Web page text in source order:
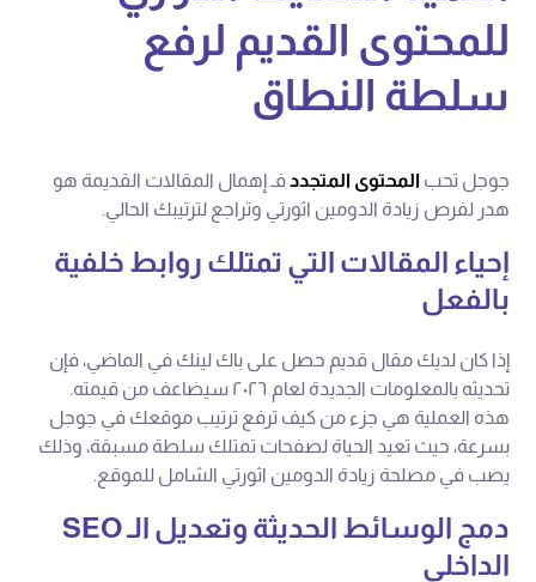
للمحتوى القديم لرفع
سلطة النطاق
جوجل تحب المحتوى المتجددفـ إهمال المقالات القديمة هو
هدر لفرص زيادة الدومين اثورتي وتراجع لترتيبك الحالي.
إحياء المقالات التي تمتلك روابط خلفية
بالفعل
إذا كان لديك مقال قديم حصل على باك لينك في الماضي، فإن
تحديثه بالمعلومات الجديدة لعام ٢٠٢٦ سيضاعف من قيمته.
هذه العملية هي جزء من كيف ترفع ترتيب موقعك في جوجل
بسرعة، حيث تعيد الحياة لصفحات تمتلك سلطة مسبقة، وذلك
يصب في مصلحة زيادة الدومين اثورتي الشامل للموقع.
دمج الوسائط الحديثة وتعديل الـ SEO
الداخلي